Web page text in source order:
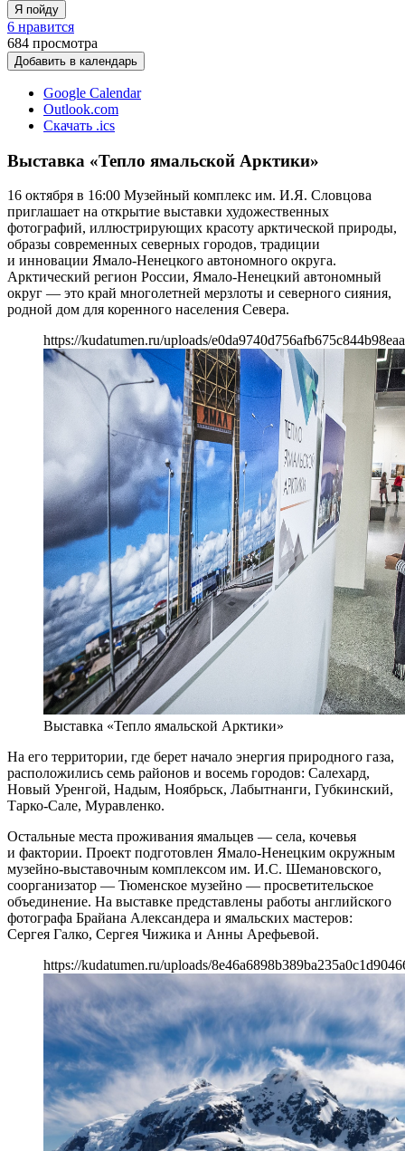
Я пойду
6 нравится
684 просмотра
Добавить в календарь
Google Calendar
Outlook.com
Скачать .ics
Выставка «Тепло ямальской Арктики»
16 октября в 16:00 Музейный комплекс им. И.Я. Словцова
приглашает на открытие выставки художественных
фотографий, иллюстрирующих красоту арктической природы,
образы современных северных городов, традиции
и инновации Ямало-Ненецкого автономного округа.
Арктический регион России, Ямало-Ненецкий автономный
округ — это край многолетней мерзлоты и северного сияния,
родной дом для коренного населения Севера.
https://kudatumen.ru/uploads/
Выставка «Тепло ямальской Арктики»
На его территории, где берет начало энергия природного газа,
расположились семь районов и восемь городов: Салехард,
Новый Уренгой, Надым, Ноябрьск, Лабытнанги, Губкинский,
Тарко-Сале, Муравленко.
Остальные места проживания ямальцев — села, кочевья
и фактории. Проект подготовлен Ямало-Ненецким окружным
музейно-выставочным комплексом им. И.С. Шемановского,
соорганизатор — Тюменское музейно — просветительское
объединение. На выставке представлены работы английского
фотографа Брайана Александера и ямальских мастеров:
Сергея Галко, Сергея Чижика и Анны Арефьевой.
https://kudatumen.ru/uploads/